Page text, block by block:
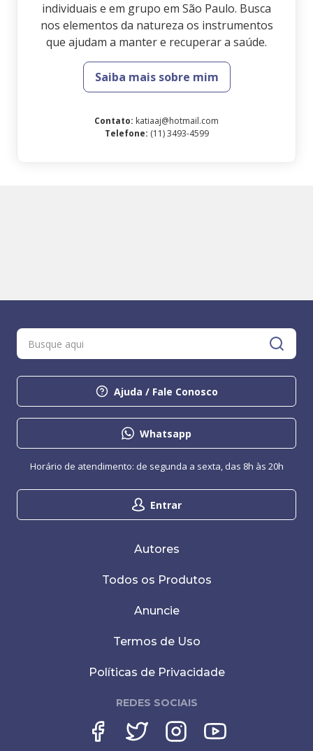
individuais e em grupo em São Paulo. Busca
nos elementos da natureza os instrumentos
que ajudam a manter e recuperar a saúde.
Saiba mais sobre mim
Contato: katiaaj@hotmail.com
Telefone: (11) 3493-4599
Ajuda / Fale Conosco
Whatsapp
Entrar
Horário de atendimento: de segunda a sexta, das 8h às 20h
Autores
Todos os Produtos
Anuncie
Termos de Uso
Políticas de Privacidade
REDES SOCIAIS